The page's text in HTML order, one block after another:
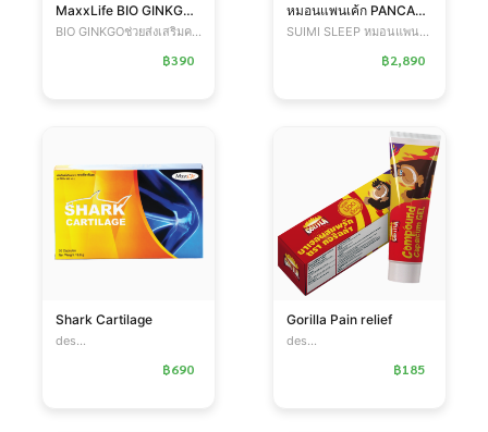
MaxxLife BIO GINKGO ช่วยชะลอความเสื่อมของเซลล์ในร่างกาย ช่วยบำรุงสมองเสริมส้รางความจำ
BIO GINKGOช่วยส่งเสริมคว...
฿390
หมอนแพนเค้ก PANCAKE PILLOW รุ่น Standard
SUIMI SLEEP หมอนแพนเค้ก ...
฿2,890
Shark Cartilage
des...
฿690
Gorilla Pain relief
des...
฿185